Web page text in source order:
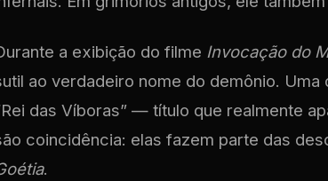
a exibição do filme Invocação do
ao verdadeiro nome do demônio.
das Víboras” — título que realmente
coincidência: elas fazem parte das
.